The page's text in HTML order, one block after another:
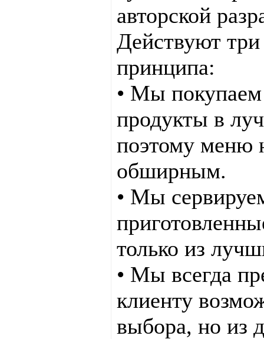
авторской
Действуют
принципа:
• Мы
продукты в
поэтому меню
обширным.
• Мы
только из
• Мы всегда
клиенту
выбора, но из